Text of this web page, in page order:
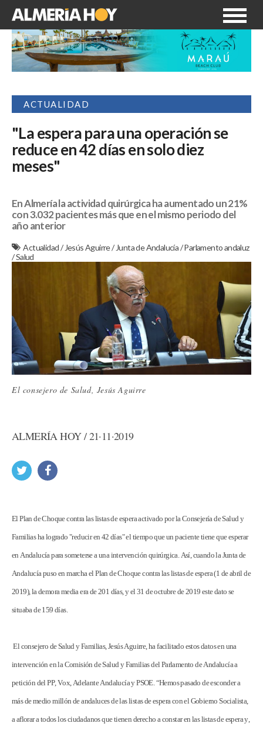
ACTUALIDAD
"La espera para una operación se
reduce en 42 días en solo diez
meses"
En Almería la actividad quirúrgica ha aumentado un 21%
con 3.032 pacientes más que en el mismo periodo del
año anterior
Actualidad/ Jesús Aguirre/ Junta de Andalucía/Parlamento andaluz
/Salud
El consejero de Salud, Jesús Aguirre
ALMERÍA HOY / 21·11·2019
El Plan de Choque contra las listas de espera activado por la Consejería de Salud y
Familias ha logrado "reducir en 42 días" el tiempo que un paciente tiene que esperar
en Andalucía para someterse a una intervención quirúrgica. Así, cuando la Junta de
Andalucía puso en marcha el Plan de Choque contra las listas de espera (1 de abril de
2019), la demora media era de 201 días, y el 31 de octubre de 2019 este dato se
situaba de 159 días.
El consejero de Salud y Familias, Jesús Aguirre, ha facilitado estos datos en una
intervención en la Comisión de Salud y Familias del Parlamento de Andalucía a
petición del PP, Vox, Adelante Andalucía y PSOE. “Hemos pasado de esconder a
más de medio millón de andaluces de las listas de espera con el Gobierno Socialista,
a aflorar a todos los ciudadanos que tienen derecho a constar en las listas de espera y,